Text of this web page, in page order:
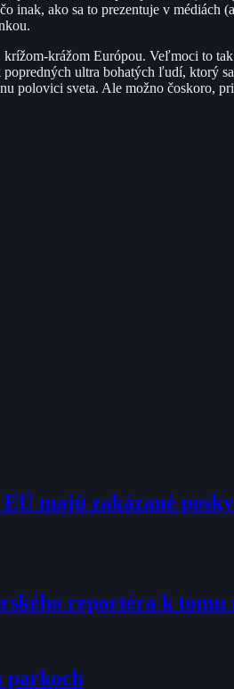
ako sa to prezentuje v médiách
krážom Európou. Veľmoci to
ultra bohatých ľudí, ktorý
polovici sveta. Ale možno čoskoro,
majú zakázané
reportéra k tomu
parkoch